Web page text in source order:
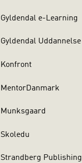
Gyldendal e-Learning
Gyldendal Uddannelse
Konfront
MentorDanmark
Munksgaard
Skoledu
Strandberg Publishing